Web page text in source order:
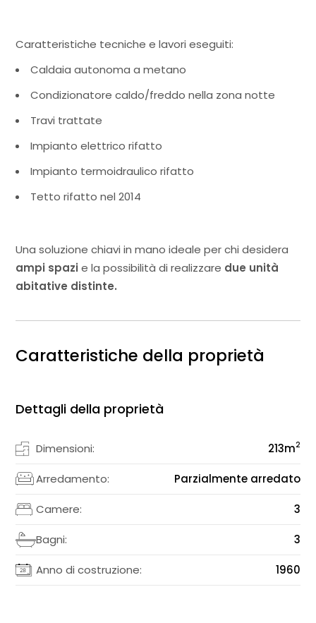
Caratteristiche tecniche e lavori eseguiti:
Caldaia autonoma a metano
Condizionatore caldo/freddo nella zona notte
Travi trattate
Impianto elettrico rifatto
Impianto termoidraulico rifatto
Tetto rifatto nel 2014
Una soluzione chiavi in mano ideale per chi desidera
ampi spazie la possibilità di realizzare due unità
abitative distinte.
Caratteristiche della proprietà
Dettagli della proprietà
Dimensioni: 213m2
Arredamento: Parzialmente arredato
Camere: 3
Bagni: 3
Anno di costruzione: 1960